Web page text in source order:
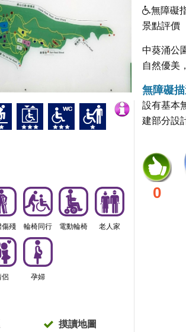
無障礙
景點評價
傷殘 輪椅同行 電動輪椅 老人家
侶 孕婦
摸讀地圖
中葵涌公
自然優美
無障礙
設有基本
建部分設
0